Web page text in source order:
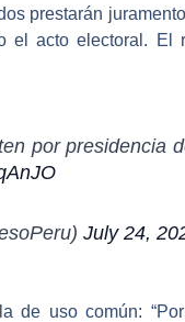
prestarán
el acto electoral . El
por presidencia
July 24,
de uso común: “